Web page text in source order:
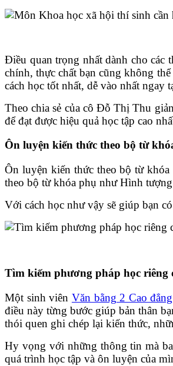
Điều quan trọng nhất dành cho các
chính, thực chất bạn cũng không
cách học tốt nhất, dễ vào nhất ngay
Theo chia sẻ của cô Đỗ Thị Thu
để đạt được hiệu quả học tập cao
Ôn luyện kiến thức theo bộ từ
Ôn luyện kiến thức theo bộ từ
theo bộ từ khóa phụ như Hình
Với cách học như vậy sẽ giúp bạn
Tìm kiếm phương pháp học riêng
Một sinh viên Văn bằng 2 Cao
điều này từng bước giúp bản thân
thói quen ghi chép lại kiến thức,
Hy vọng với những thông tin mà
quá trình học tập và ôn luyện của